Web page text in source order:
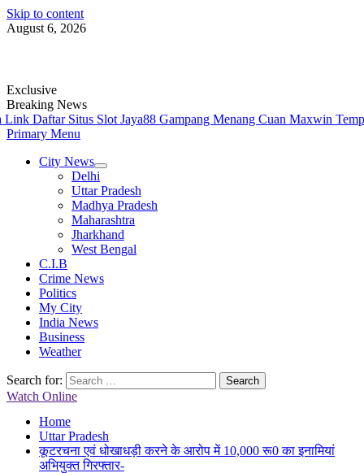
Skip to content
August 6, 2026
Exclusive
Breaking News
Daftar Situs Slot Jaya88 Gampang Menang Cuan Maxwin
Primary Menu
City News
Delhi
Uttar Pradesh
Madhya Pradesh
Maharashtra
Jharkhand
West Bengal
C.I.B
Crime News
Politics
My City
India News
Business
Weather
Search for:
Watch Online
Home
Uttar Pradesh
कूटरचना एवं धोखाधड़ी करने के आरोप में 10,000 रू0 का इनामियां
अभियुक्त गिरफ्तार-